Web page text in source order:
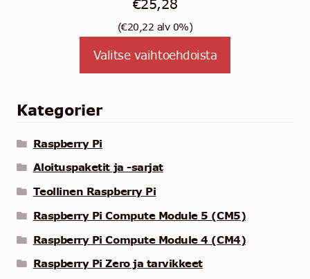
€25,28
(€20,22 alv 0%)
Valitse vaihtoehdoista
sivulla.
Kategorier
Raspberry Pi
Aloituspaketit ja -sarjat
Teollinen Raspberry Pi
Raspberry Pi Compute Module 5 (CM5)
Raspberry Pi Compute Module 4 (CM4)
Raspberry Pi Zero ja tarvikkeet